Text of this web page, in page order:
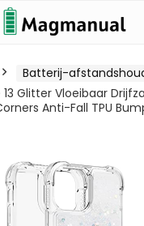
Batterij-
Glitter Vloeibaar
Anti-Fall TPU